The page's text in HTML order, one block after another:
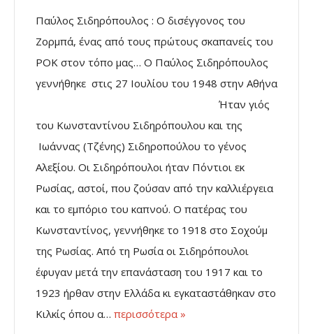
Παύλος Σιδηρόπουλος : Ο δισέγγονος του
Ζορµπά, ένας από τους πρώτους σκαπανείς του
ΡΟΚ στον τόπο µας… Ο Παύλος Σιδηρόπουλος
γεννήθηκε στις 27 Ιουλίου του 1948 στην Αθήνα
Ήταν γιός
του Κωνσταντίνου Σιδηρόπουλου και της
Ιωάννας (Τζένης) Σιδηροπούλου το γένος
Αλεξίου. Οι Σιδηρόπουλοι ήταν Πόντιοι εκ
Ρωσίας, αστοί, που ζούσαν από την καλλιέργεια
και το εμπόριο του καπνού. Ο πατέρας του
Κωνσταντίνος, γεννήθηκε το 1918 στο Σοχούμ
της Ρωσίας. Από τη Ρωσία οι Σιδηρόπουλοι
έφυγαν μετά την επανάσταση του 1917 και το
1923 ήρθαν στην Ελλάδα κι εγκαταστάθηκαν στο
Κιλκίς όπου α… περισσότερα »